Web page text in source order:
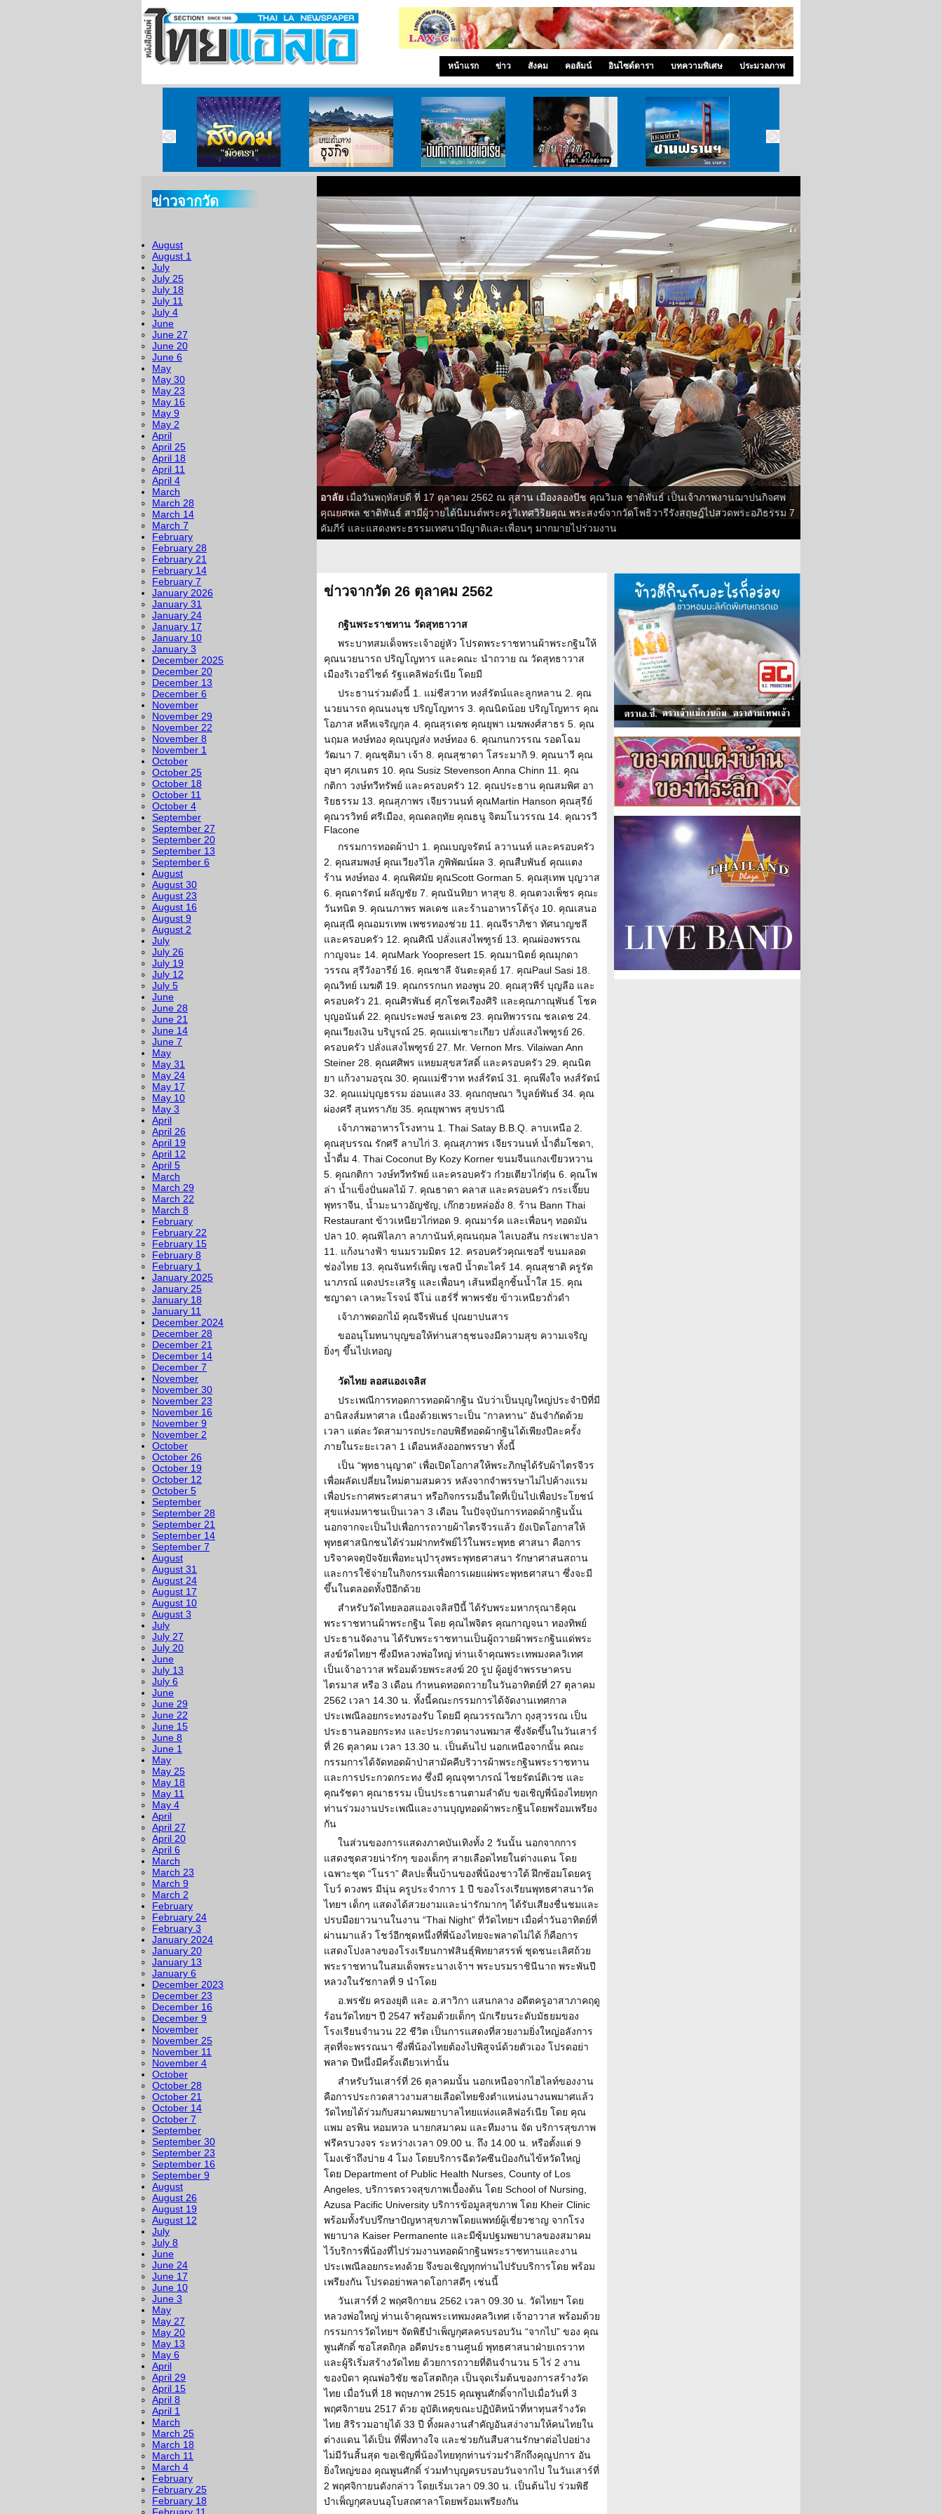
หน้าแรก ข่าว สังคม คอลัมน์ อินไซด์ดารา บทความพิเศษ ประมวลภาพ
ข่าวจากวัด
August
August 1
July
July 25
July 18
July 11
July 4
June
June 27
June 20
June 6
May
May 30
May 23
May 16
May 9
May 2
April
April 25
April 18
April 11
April 4
March
March 28
March 14
March 7
February
February 28
February 21
February 14
February 7
January 2026
January 31
January 24
January 17
January 10
January 3
December 2025
December 20
December 13
December 6
November
November 29
November 22
November 8
November 1
October
October 25
October 18
October 11
October 4
September
September 27
September 20
September 13
September 6
August
August 30
August 23
August 16
August 9
August 2
July
July 26
July 19
July 12
July 5
June
June 28
June 21
June 14
June 7
May
May 31
May 24
May 17
May 10
May 3
April
April 26
April 19
April 12
April 5
March
March 29
March 22
March 8
February
February 22
February 15
February 8
February 1
January 2025
January 25
January 18
January 11
December 2024
December 28
December 21
December 14
December 7
November
November 30
November 23
November 16
November 9
November 2
October
October 26
October 19
October 12
October 5
September
September 28
September 21
September 14
September 7
August
August 31
August 24
August 17
August 10
August 3
July
July 27
July 20
June
July 13
July 6
June
June 29
June 22
June 15
June 8
June 1
May
May 25
May 18
May 11
May 4
April
April 27
April 20
April 6
March
March 23
March 9
March 2
February
February 24
February 3
January 2024
January 20
January 13
January 6
December 2023
December 23
December 16
December 9
November
November 25
November 11
November 4
October
October 28
October 21
October 14
October 7
September
September 30
September 23
September 16
September 9
August
August 26
August 19
August 12
July
July 8
June
June 24
June 17
June 10
June 3
May
May 27
May 20
May 13
May 6
April
April 29
April 15
April 8
April 1
March
March 25
March 18
March 11
March 4
February
February 25
February 18
อาลัย เมื่อวันพฤหัสบดี ที่ 17 ตุลาคม 2562 ณ สุสาน เมืองลองบีช คุณวิมล ชาติพันธ์ เป็นเจ้าภาพงานฌาปนกิจศพ
คุณยศพล ชาติพันธ์ สามีผู้วายได้นิมนต์พระครูวิเทศวิริยคุณ พระสงฆ์จากวัดโพธิวารีรังสฤษฎ์ไปสวดพระอภิธรรม 7
คัมภีร์ และแสดงพระธรรมเทศนามีญาติและเพื่อนๆ มากมายไปร่วมงาน
ข่าวจากวัด 26 ตุลาคม 2562
กฐินพระราชทาน วัดสุทธาวาส
พระบาทสมเด็จพระเจ้าอยู่หัว โปรดพระราชทานผ้าพระกฐินให้
คุณนวยนารถ ปริญโญทาร และคณะ นำถวาย ณ วัดสุทธาวาส
เมืองริเวอร์ไซด์ รัฐแคลิฟอร์เนีย โดยมี
ประธานร่วมดังนี้ 1. แม่ชีสวาท หงส์รัตน์และลูกหลาน 2. คุณ
นวยนารถ คุณนงนุช ปริญโญทาร 3. คุณนิดน้อย ปริญโญทาร คุณ
โอภาส หลีหเจริญกุล 4. คุณสุรเดช คุณยุพา เมฆพงศ์สาธร 5. คุณ
นฤมล หงษ์ทอง คุณบุญส่ง หงษ์ทอง 6. คุณกนกวรรณ รอดโฉม
วัฒนา 7. คุณชุติมา เจ้า 8. คุณสุชาดา โสระมากิ 9. คุณนาวี คุณ
อุษา ศุภเนตร 10. คุณ Susiz Stevenson Anna Chinn 11. คุณ
กติกา วงษ์ทวีทรัพย์ และครอบครัว 12. คุณประธาน คุณสมพิศ อา
ริยธรรม 13. คุณสุภาพร เจียรวนนท์ คุณMartin Hanson คุณสุรีย์
คุณวรวิทย์ ศรีเมือง, คุณดลฤทัย คุณธนู จิตมโนวรรณ 14. คุณวรวี
Flacone
กรรมการทอดผ้าป่า 1. คุณเบญจรัตน์ ลวานนท์ และครอบครัว
2. คุณสมพงษ์ คุณเวียงวิไล ภูพิพัฒน์ผล 3. คุณสืบพันธ์ คุณแตง
ร้าน หงษ์ทอง 4. คุณพิศมัย คุณScott Gorman 5. คุณสุเทพ บุญวาส
6. คุณดารัตน์ ผลัญชัย 7. คุณนันทิยา หาสุข 8. คุณตวงเพ็ชร คุณะ
วันทนิต 9. คุณนภาพร พลเดช และร้านอาหารโต้รุ่ง 10. คุณเสนอ
คุณสุณี คุณอมรเทพ เพชรทองช่วย 11. คุณจีราภิชา ทัศนาญชลี
และครอบครัว 12. คุณศิณี ปลั่งแสงไพฑูรย์ 13. คุณผ่องพรรณ
กาญจนะ 14. คุณMark Yoopresert 15. คุณมานิตย์ คุณมุกดา
วรรณ สุรีวังอารีย์ 16. คุณชาลี จันตะดุลย์ 17. คุณPaul Sasi 18.
คุณวิทย์ เมฆดี 19. คุณกรรกนก ทองพูน 20. คุณสุวพีร์ บุญลือ และ
ครอบครัว 21. คุณศิรพันธ์ ศุภโชคเรืองศิริ และคุณภาณุพันธ์ โชค
บุญอนันต์ 22. คุณประพงษ์ ชลเดช 23. คุณทิพวรรณ ชลเดช 24.
คุณเวียงเงิน บริบูรณ์ 25. คุณแม่เซาะเกียว ปลั่งแสงไพฑูรย์ 26.
ครอบครัว ปลั่งแสงไพฑูรย์ 27. Mr. Vernon Mrs. Vilaiwan Ann
Steiner 28. คุณศศิพร แหยมสุขสวัสดิ์ และครอบครัว 29. คุณนิต
ยา แก้วงามอรุณ 30. คุณแม่ชีวาท หงส์รัตน์ 31. คุณพึงใจ หงส์รัตน์
32. คุณแม่บุญธรรม อ่อนแสง 33. คุณกฤษณา วิบูลย์พันธ์ 34. คุณ
ผ่องศรี สุนทราภัย 35. คุณยุพาพร สุขปราณี
เจ้าภาพอาหารโรงทาน 1. Thai Satay B.B.Q. ลาบเหนือ 2.
คุณสุบรรณ รักศรี ลาบไก่ 3. คุณสุภาพร เจียรวนนท์ น้ำดื่มโซดา,
น้ำดื่ม 4. Thai Coconut By Kozy Korner ขนมจีนแกงเขียวหวาน
5. คุณกติกา วงษ์ทวีทรัพย์ และครอบครัว ก๋วยเตียวไก่ตุ๋น 6. คุณโพ
ล่า น้ำแข็งปั่นผลไม้ 7. คุณธาดา คลาส และครอบครัว กระเจี๊ยบ
พุทราจีน, น้ำมะนาวอัญชัญ, เก๊กฮวยหล่ออั่ง 8. ร้าน Bann Thai
Restaurant ข้าวเหนียวไก่ทอด 9. คุณมาร์ค และเพื่อนๆ ทอดมัน
ปลา 10. คุณพิไลภา ลาภานันท์,คุณนฤมล ไลเบอสัน กระเพาะปลา
11. แก้งนางฟ้า ขนมรวมมิตร 12. ครอบครัวคุณเชอรี่ ขนมลอด
ช่องไทย 13. คุณจันทร์เพ็ญ เชลบี น้ำตะไคร้ 14. คุณสุชาติ ครูรัต
นาภรณ์ แดงประเสริฐ และเพื่อนๆ เส้นหมี่ลูกชิ้นน้ำใส 15. คุณ
ชญาดา เลาหะโรจน์ จีโน่ แฮร์รี่ พาพรชัย ข้าวเหนียวถั่วดำ
เจ้าภาพดอกไม้ คุณจีรพันธ์ ปุณยาปนสาร
ขออนุโมทนาบุญขอให้ท่านสาธุชนจงมีความสุข ความเจริญ
ยิ่งๆ ขึ้นไปเทอญ
วัดไทย ลอสแองเจลิส
ประเพณีการทอดการทอดผ้ากฐิน นับว่าเป็นบุญใหญ่ประจำปีที่มี
อานิสงส์มหาศาล เนื่องด้วยเพราะเป็น “กาลทาน” อันจำกัดด้วย
เวลา แต่ละวัดสามารถประกอบพิธีทอดผ้ากฐินได้เพียงปีละครั้ง
ภายในระยะเวลา 1 เดือนหลังออกพรรษา ทั้งนี้
เป็น “พุทธานุญาต” เพื่อเปิดโอกาสให้พระภิกษุได้รับผ้าไตรจีวร
เพื่อผลัดเปลี่ยนใหม่ตามสมควร หลังจากจำพรรษาไม่ไปค้างแรม
เพื่อประกาศพระศาสนา หรือกิจกรรมอื่นใดที่เป็นไปเพื่อประโยชน์
สุขแห่งมหาชนเป็นเวลา 3 เดือน ในปัจจุบันการทอดผ้ากฐินนั้น
นอกจากจะเป็นไปเพื่อการถวายผ้าไตรจีวรแล้ว ยังเปิดโอกาสให้
พุทธศาสนิกชนได้ร่วมฝากทรัพย์ไว้ในพระพุทธ ศาสนา คือการ
บริจาคจตุปัจจัยเพื่อทะนุบำรุงพระพุทธศาสนา รักษาศาสนสถาน
และการใช้จ่ายในกิจกรรมเพื่อการเผยแผ่พระพุทธศาสนา ซึ่งจะมี
ขึ้นในตลอดทั้งปีอีกด้วย
สำหรับวัดไทยลอสแองเจลิสปีนี้ ได้รับพระมหากรุณาธิคุณ
พระราชทานผ้าพระกฐิน โดย คุณไพจิตร คุณกาญจนา ทองทิพย์
ประธานจัดงาน ได้รับพระราชทานเป็นผู้ถวายผ้าพระกฐินแด่พระ
สงฆ์วัดไทยฯ ซึ่งมีหลวงพ่อใหญ่ ท่านเจ้าคุณพระเทพมงคลวิเทศ
เป็นเจ้าอาวาส พร้อมด้วยพระสงฆ์ 20 รูป ผู้อยู่จำพรรษาครบ
ไตรมาส หรือ 3 เดือน กำหนดทอดถวายในวันอาทิตย์ที่ 27 ตุลาคม
2562 เวลา 14.30 น. ทั้งนี้คณะกรรมการได้จัดงานเทศกาล
ประเพณีลอยกระทงรองรับ โดยมี คุณวรรณวิภา ถุงสุวรรณ เป็น
ประธานลอยกระทง และประกวดนางนพมาส ซึ่งจัดขึ้นในวันเสาร์
ที่ 26 ตุลาคม เวลา 13.30 น. เป็นต้นไป นอกเหนือจากนั้น คณะ
กรรมการได้จัดทอดผ้าป่าสามัคคีบริวารผ้าพระกฐินพระราชทาน
และการประกวดกระทง ซึ่งมี คุณจุฑาภรณ์ ไชยรัตน์ติเวช และ
คุณรัชดา คุณาธรรม เป็นประธานตามลำดับ ขอเชิญพี่น้องไทยทุก
ท่านร่วมงานประเพณีและงานบุญทอดผ้าพระกฐินโดยพร้อมเพรียง
กัน
ในส่วนของการแสดงภาคบันเทิงทั้ง 2 วันนั้น นอกจากการ
แสดงชุดสวยน่ารักๆ ของเด็กๆ สายเลือดไทยในต่างแดน โดย
เฉพาะชุด “โนรา” ศิลปะพื้นบ้านของพี่น้องชาวใต้ ฝึกซ้อมโดยครู
โบว์ ดวงพร มีนุ่น ครูประจำการ 1 ปี ของโรงเรียนพุทธศาสนาวัด
ไทยฯ เด็กๆ แสดงได้สวยงามและน่ารักมากๆ ได้รับเสียงชื่นชมและ
ปรบมือยาวนานในงาน “Thai Night” ที่วัดไทยฯ เมื่อค่ำวันอาทิตย์ที่
ผ่านมาแล้ว โชว์อีกชุดหนึ่งที่พี่น้องไทยจะพลาดไม่ได้ ก็คือการ
แสดงโปงลางของโรงเรียนกาฬสินธุ์พิทยาสรรพ์ ชุดชนะเลิศถ้วย
พระราชทานในสมเด็จพระนางเจ้าฯ พระบรมราชินีนาถ พระพันปี
หลวงในรัชกาลที่ 9 นำโดย
อ.พรชัย ครองยุติ และ อ.สาวิกา แสนกลาง อดีตครูอาสาภาคฤดู
ร้อนวัดไทยฯ ปี 2547 พร้อมด้วยเด็กๆ นักเรียนระดับมัธยมของ
โรงเรียนจำนวน 22 ชีวิต เป็นการแสดงที่สวยงามยิ่งใหญ่อลังการ
สุดที่จะพรรณนา ซึ่งพี่น้องไทยต้องไปพิสูจน์ด้วยตัวเอง โปรดอย่า
พลาด ปีหนึ่งมีครั้งเดียวเท่านั้น
สำหรับวันเสาร์ที่ 26 ตุลาคมนั้น นอกเหนือจากไฮไลท์ของงาน
คือการประกวดสาวงามสายเลือดไทยชิงตำแหน่งนางนพมาศแล้ว
วัดไทยได้ร่วมกับสมาคมพยาบาลไทยแห่งแคลิฟอร์เนีย โดย คุณ
แพม อรพิน หอมหวล นายกสมาคม และทีมงาน จัด บริการสุขภาพ
ฟรีครบวงจร ระหว่างเวลา 09.00 น. ถึง 14.00 น. หรือตั้งแต่ 9
โมงเช้าถึงบ่าย 4 โมง โดยบริการฉีดวัคซีนป้องกันไข้หวัดใหญ่
โดย Department of Public Health Nurses, County of Los
Angeles, บริการตรวจสุขภาพเบื้องต้น โดย School of Nursing,
Azusa Pacific University บริการข้อมูลสุขภาพ โดย Kheir Clinic
พร้อมทั้งรับปรึกษาปัญหาสุขภาพโดยแพทย์ผู้เชี่ยวชาญ จากโรง
พยาบาล Kaiser Permanente และมีซุ้มปฐมพยาบาลของสมาคม
ไว้บริการพี่น้องที่ไปร่วมงานทอดผ้ากฐินพระราชทานและงาน
ประเพณีลอยกระทงด้วย จึงขอเชิญทุกท่านไปรับบริการโดย พร้อม
เพรียงกัน โปรดอย่าพลาดโอกาสดีๆ เช่นนี้
วันเสาร์ที่ 2 พฤศจิกายน 2562 เวลา 09.30 น. วัดไทยฯ โดย
หลวงพ่อใหญ่ ท่านเจ้าคุณพระเทพมงคลวิเทศ เจ้าอาวาส พร้อมด้วย
กรรมการวัดไทยฯ จัดพิธีบำเพ็ญกุศลครบรอบวัน “จากไป” ของ คุณ
พูนศักดิ์ ซอโสตถิกุล อดีตประธานศูนย์ พุทธศาสนาฝ่ายเถรวาท
และผู้ริเริ่มสร้างวัดไทย ด้วยการถวายที่ดินจำนวน 5 ไร่ 2 งาน
ของบิดา คุณพ่อวิชัย ซอโสตถิกุล เป็นจุดเริ่มต้นของการสร้างวัด
ไทย เมื่อวันที่ 18 พฤษภาพ 2515 คุณพูนศักดิ์จากไปเมื่อวันที่ 3
พฤศจิกายน 2517 ด้วย อุบัติเหตุขณะปฏิบัติหน้าที่หาทุนสร้างวัด
ไทย สิริรวมอายุได้ 33 ปี ทิ้งผลงานสำคัญอันสง่างามให้คนไทยใน
ต่างแดน ได้เป็น ที่พึ่งทางใจ และช่วยกันสืบสานรักษาต่อไปอย่าง
ไม่มีวันสิ้นสุด ขอเชิญพี่น้องไทยทุกท่านร่วมรำลึกถึงคุณูปการ อัน
ยิ่งใหญ่ของ คุณพูนศักดิ์ ร่วมทำบุญครบรอบวันจากไป ในวันเสาร์ที่
2 พฤศจิกายนดังกล่าว โดยเริ่มเวลา 09.30 น. เป็นต้นไป ร่วมพิธี
บำเพ็ญกุศลบนอุโบสถศาลาโดยพร้อมเพรียงกัน